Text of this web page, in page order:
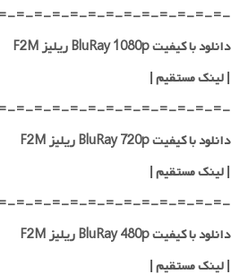
=-=-=-=-=-=-=-=-=-=-=-=-
دانلود با کیفیت BluRay 1080p ریلیز F2M
|لینک مستقیم|
=-=-=-=-=-=-=-=-=-=-=-=-
دانلود با کیفیت BluRay 720p ریلیز F2M
| لینک مستقیم|
=-=-=-=-=-=-=-=-=-=-=-=-
دانلود با کیفیت BluRay 480p ریلیز F2M
| لینک مستقیم|